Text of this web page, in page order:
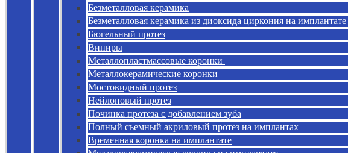
Безметалловая керамика
Безметалловая керамика из диоксида циркония на имплантате
Бюгельный протез
Виниры
Металлопластмассовые коронки
Металлокерамические коронки
Мостовидный протез
Нейлоновый протез
Починка протеза с добавлением зуба
Полный съемный акриловый протез на имплантах
Временная коронка на имплантате